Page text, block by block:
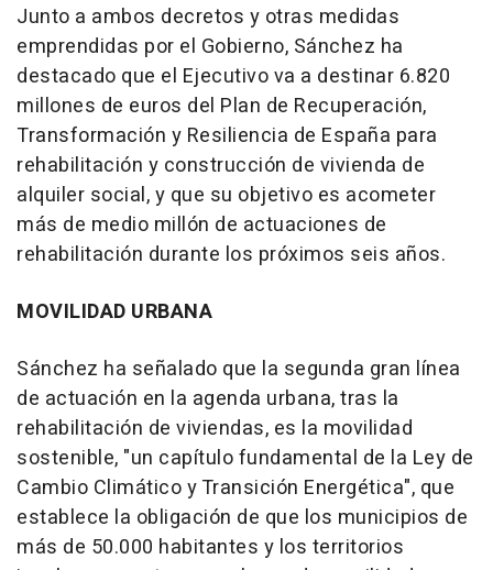
Junto a ambos decretos y otras medidas
emprendidas por el Gobierno, Sánchez ha
destacado que el Ejecutivo va a destinar 6.820
millones de euros del Plan de Recuperación,
Transformación y Resiliencia de España para
rehabilitación y construcción de vivienda de
alquiler social, y que su objetivo es acometer
más de medio millón de actuaciones de
rehabilitación durante los próximos seis años.
MOVILIDAD URBANA
Sánchez ha señalado que la segunda gran línea
de actuación en la agenda urbana, tras la
rehabilitación de viviendas, es la movilidad
sostenible, "un capítulo fundamental de la Ley de
Cambio Climático y Transición Energética", que
establece la obligación de que los municipios de
más de 50.000 habitantes y los territorios